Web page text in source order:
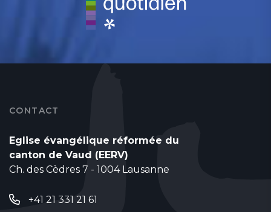
CONTACT
Eglise évangélique réformée du
canton de Vaud (EERV)
Ch. des Cèdres 7 - 1004 Lausanne
+41 21 331 21 61